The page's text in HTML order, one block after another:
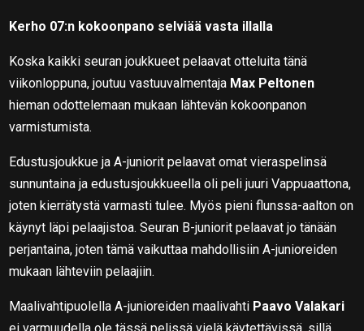
Kerho 07:n kokoonpano selviää vasta illalla
Koska kaikki seuran joukkueet pelaavat otteluita tänä
viikonloppuna, joutuu vastuuvalmentaja Max Peltonen
hieman odottelemaan mukaan lähtevän kokoonpanon
varmistumista.
Edustusjoukkue ja A-juniorit pelaavat omat vieraspelinsä
sunnuntaina ja edustusjoukkueella oli peli juuri Vappuaattona,
joten kierrätystä varmasti tulee. Myös pieni flunssa-aalton on
käynyt läpi pelaajistoa. Seuran B-juniorit pelaavat jo tänään
perjantaina, joten tämä vaikuttaa mahdollisiin A-junioreiden
mukaan lähteviin pelaajiin.
Maalivahtipuolella A-junioreiden maalivahti Paavo Valakari
ei varmuudella ole tässä pelissä vielä käytettävissä, sillä